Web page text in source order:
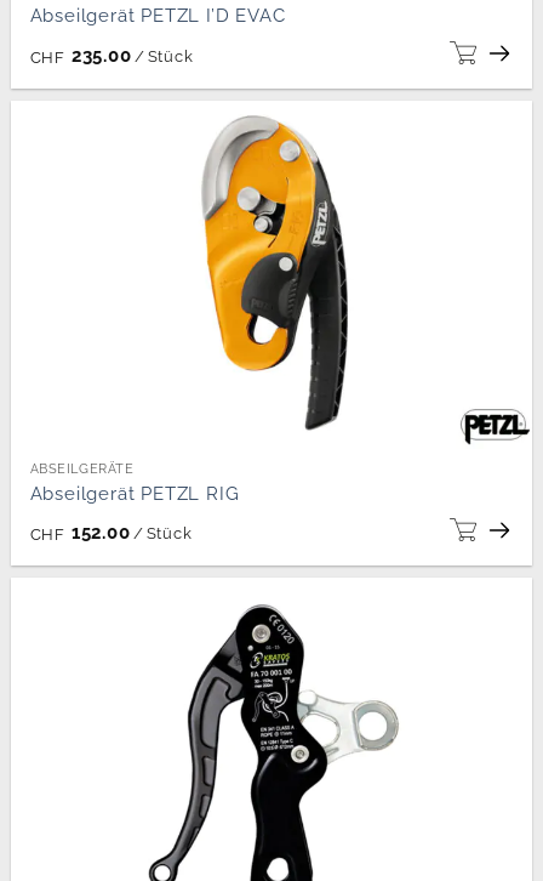
Abseilgerät PETZL I’D EVAC
CHF 235.00 / Stück
ABSEILGERÄTE
Abseilgerät PETZL RIG
CHF 152.00 / Stück